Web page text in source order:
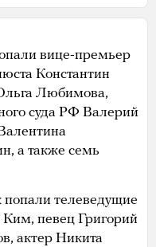
вице-премьер
Константин
Любимова,
суда РФ Валерий
а также семь
телеведущие
певец Григорий
актер Никита